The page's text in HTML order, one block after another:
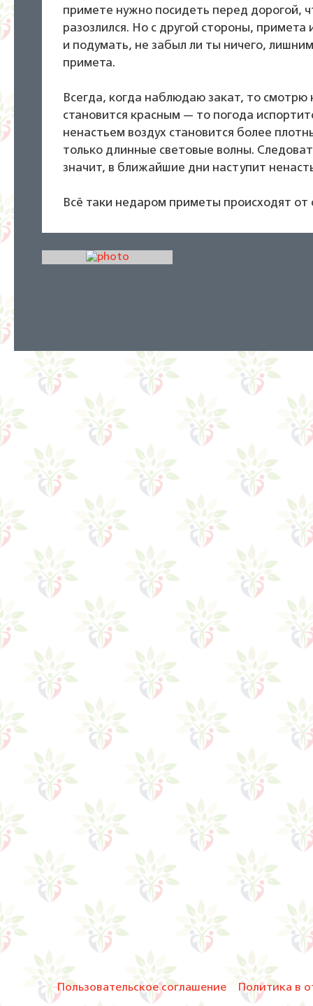
примете нужно посидеть перед дорогой,
разозлился. Но с другой стороны,
и подумать, не забыл ли ты ничего,
примета.
Всегда, когда наблюдаю закат, то смотрю
становится красным — то погода
ненастьем воздух становится более
только длинные световые волны.
значит, в ближайшие дни наступит
Всё таки недаром приметы происходят от
Пользовательское соглашение Политика в